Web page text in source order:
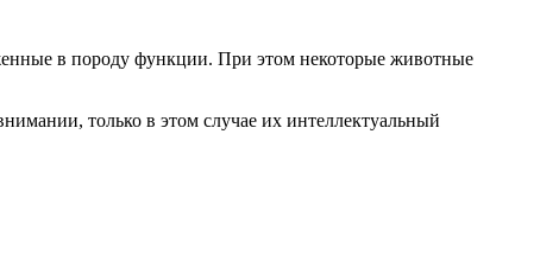
в породу функции. При этом некоторые животные
только в этом случае их интеллектуальный